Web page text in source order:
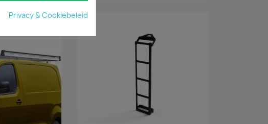
Privacy & Cookiebeleid